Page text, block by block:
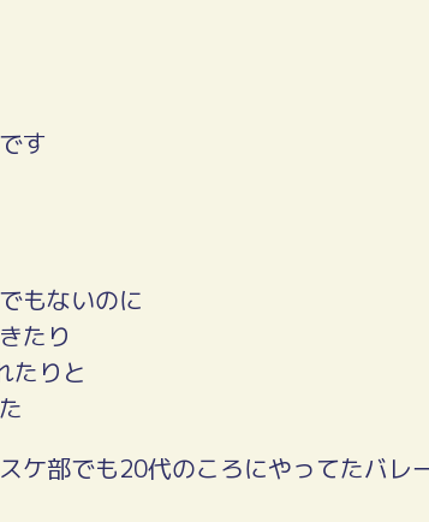
す
もないのに
たり
たりと
ケ部でも20代のころにやってたバレ